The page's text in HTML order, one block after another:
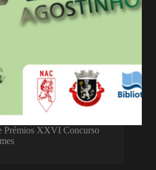
Prémios XXVI Concurso